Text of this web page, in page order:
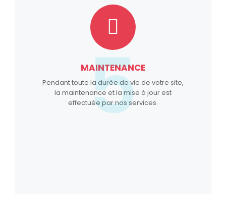
MAINTENANCE
Pendant toute la durée de vie de votre site,
la maintenance et la mise à jour est
effectuée par nos services.
5